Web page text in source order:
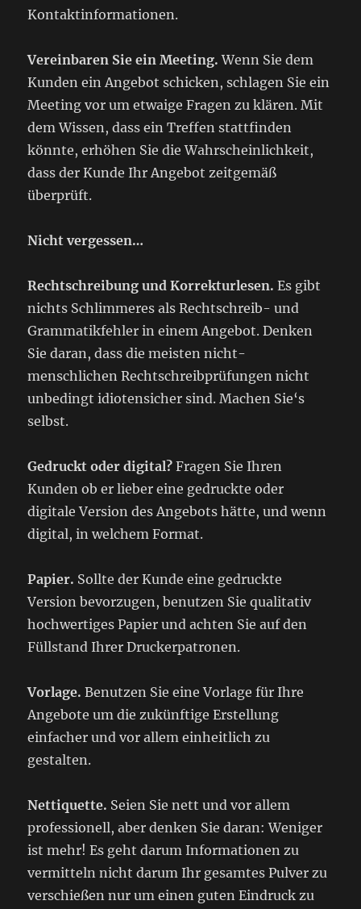
Kontaktinformationen.
Vereinbaren Sie ein Meeting. Wenn Sie dem
Kunden ein Angebot schicken, schlagen Sie ein
Meeting vor um etwaige Fragen zu klären. Mit
dem Wissen, dass ein Treffen stattfinden
könnte, erhöhen Sie die Wahrscheinlichkeit,
dass der Kunde Ihr Angebot zeitgemäß
überprüft.
Nicht vergessen…
Rechtschreibung und Korrekturlesen. Es gibt
nichts Schlimmeres als Rechtschreib- und
Grammatikfehler in einem Angebot. Denken
Sie daran, dass die meisten nicht-
menschlichen Rechtschreibprüfungen nicht
unbedingt idiotensicher sind. Machen Sie‘s
selbst.
Gedruckt oder digital? Fragen Sie Ihren
Kunden ob er lieber eine gedruckte oder
digitale Version des Angebots hätte, und wenn
digital, in welchem Format.
Papier. Sollte der Kunde eine gedruckte
Version bevorzugen, benutzen Sie qualitativ
hochwertiges Papier und achten Sie auf den
Füllstand Ihrer Druckerpatronen.
Vorlage. Benutzen Sie eine Vorlage für Ihre
Angebote um die zukünftige Erstellung
einfacher und vor allem einheitlich zu
gestalten.
Nettiquette. Seien Sie nett und vor allem
professionell, aber denken Sie daran: Weniger
ist mehr! Es geht darum Informationen zu
vermitteln nicht darum Ihr gesamtes Pulver zu
verschießen nur um einen guten Eindruck zu